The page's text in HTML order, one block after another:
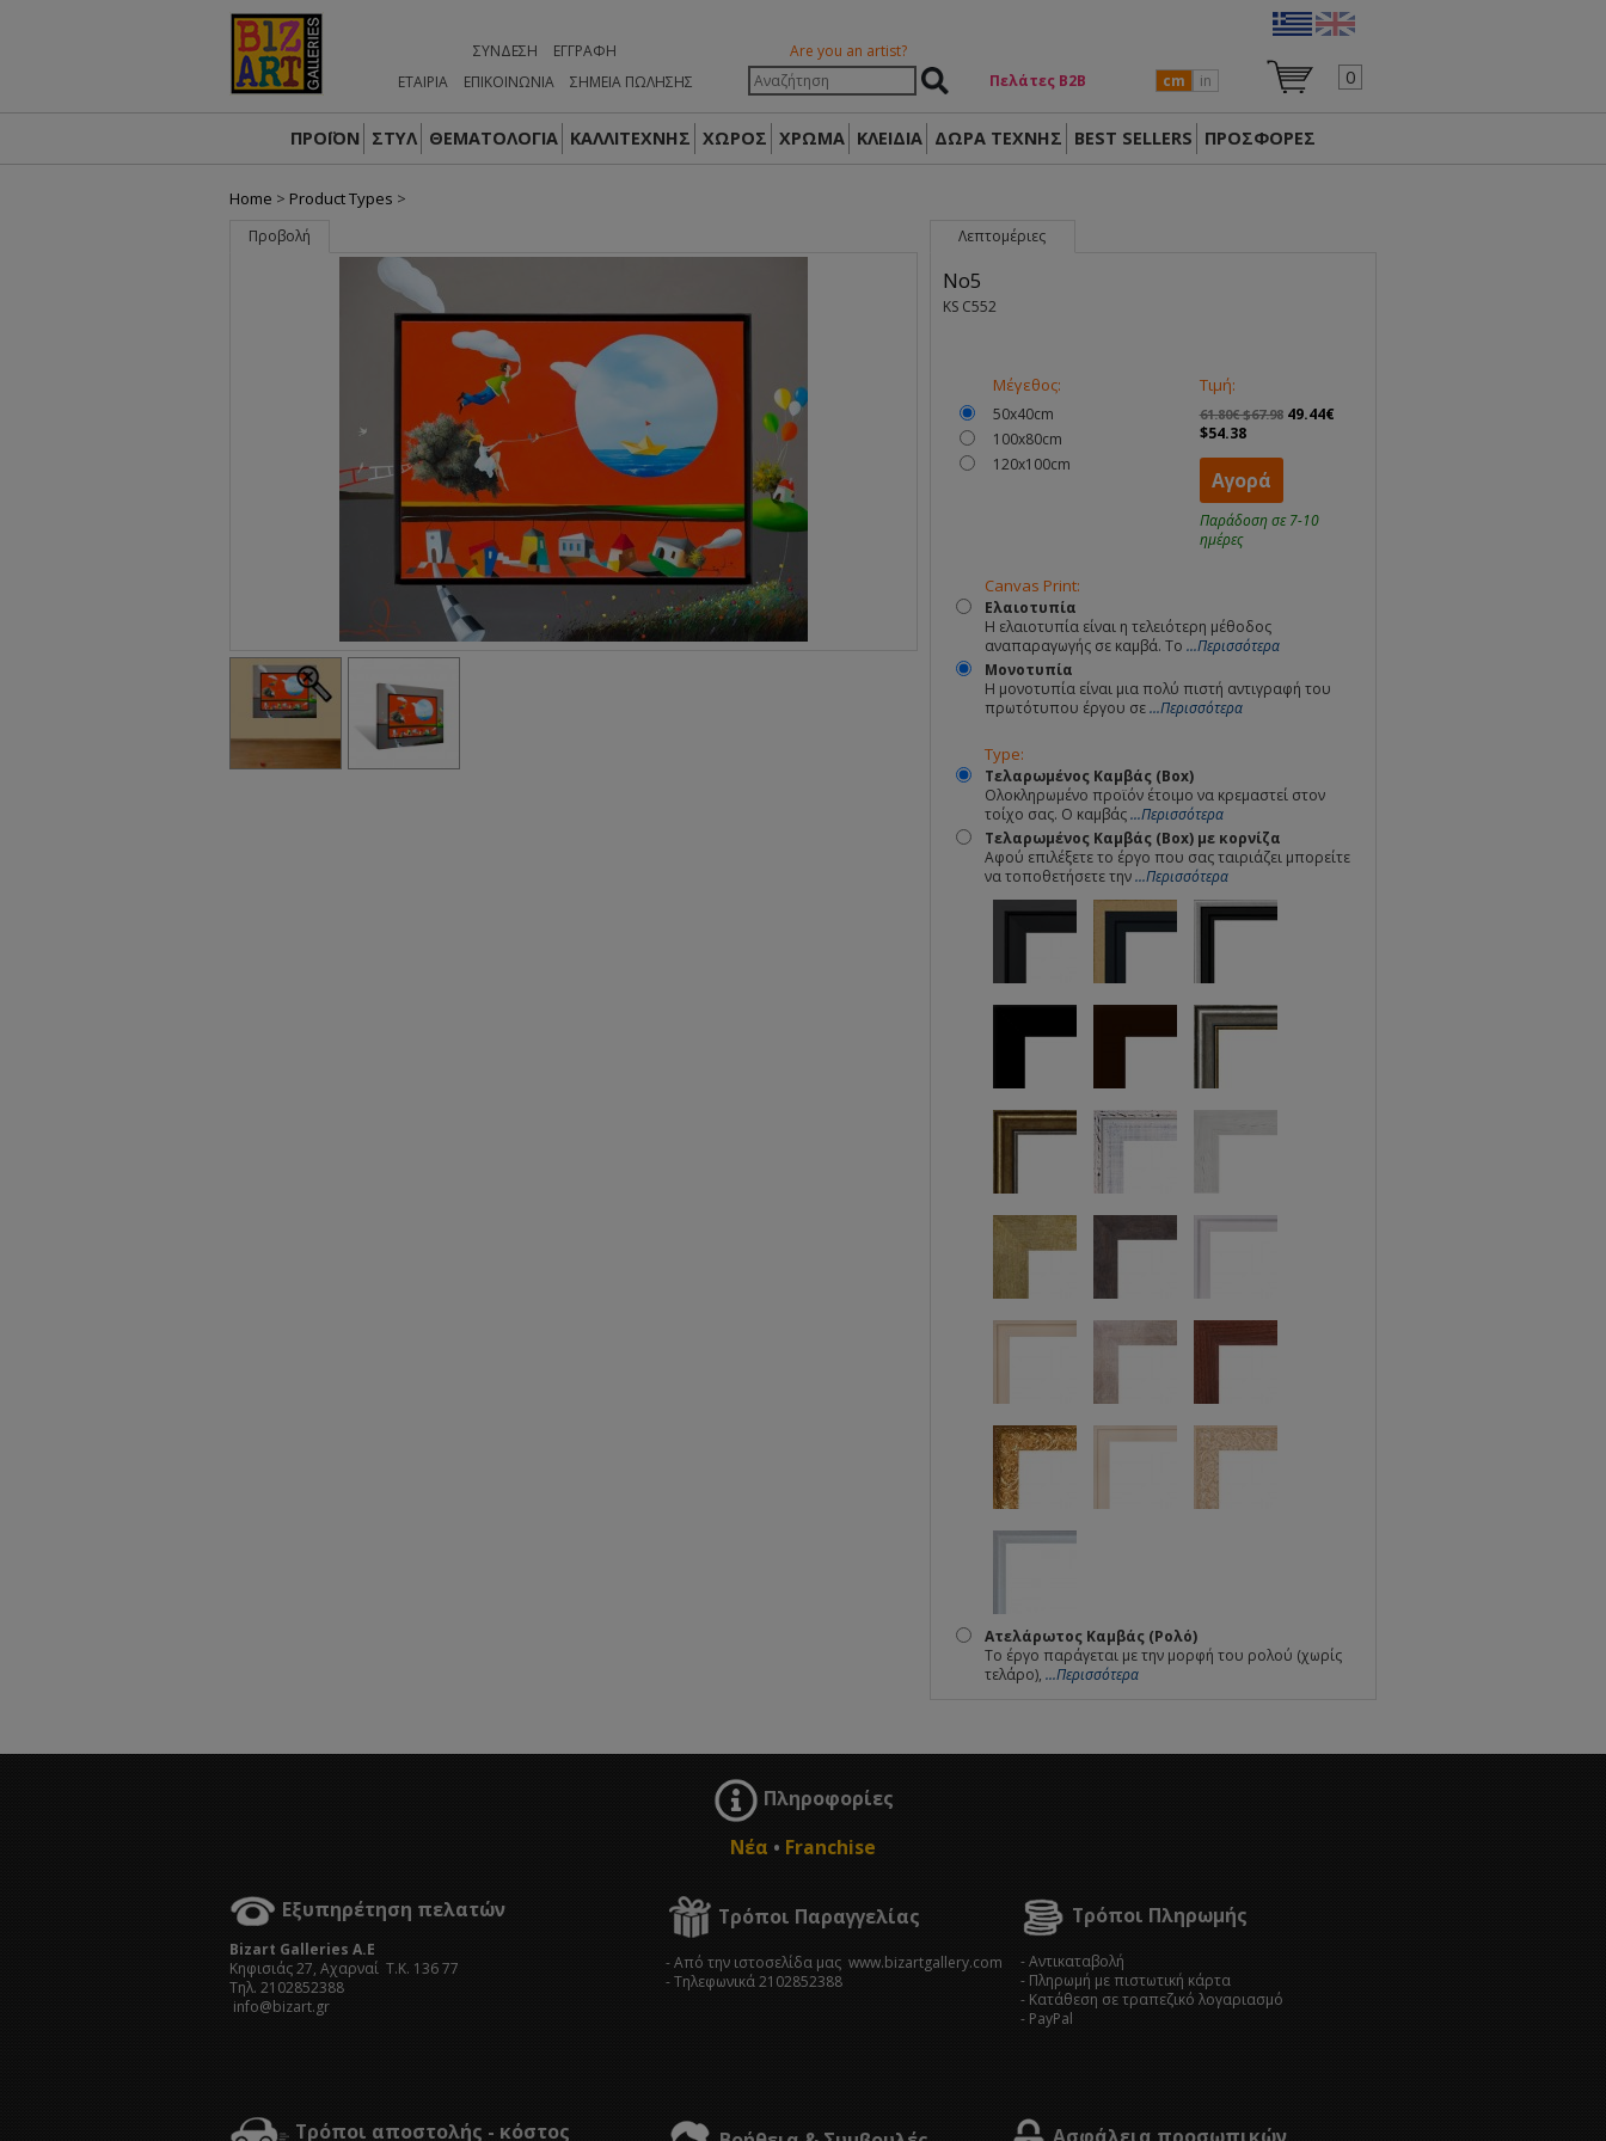
ΣΎΝΔΕΣΗ
ΕΓΓΡΑΦΉ
ΕΤΑΙΡΙΑ
ΕΠΙΚΟΙΝΩΝΙΑ ΣΗΜΕΙΑ ΠΩΛΗΣΗΣ
Are you an artist?
Πελάτες Β2Β
cm in 0
ΠΡΟΪΟΝ ΣΤΥΛ ΘΕΜΑΤΟΛΟΓΙΑ ΚΑΛΛΙΤΕΧΝΗΣ ΧΩΡΟΣ ΧΡΩΜΑ ΚΛΕΙΔΙΑ ΔΏΡΑ ΤΈΧΝΗΣ BEST SELLERS ΠΡΟΣΦΟΡΕΣ
Home > Product Types >
Προβολή Λεπτομέριες
No5
KS C552
Μέγεθος:
50x40cm
100x80cm
120x100cm
Τιμή:
61.80€ $67.98 49.44€
$54.38
Αγορά
Παράδοση σε 7-10
ημέρες
Canvas Print:
Ελαιοτυπία
Η ελαιοτυπία είναι η τελειότερη μέθοδος
αναπαραγωγής σε καμβά. Το ...Περισσότερα
Μονοτυπία
Η μονοτυπία είναι μια πολύ πιστή αντιγραφή του
πρωτότυπου έργου σε...Περισσότερα
Type:
Τελαρωμένος Καμβάς (Box)
Ολοκληρωμένο προϊόν έτοιμο να κρεμαστεί στον
τοίχο σας. Ο καμβάς...Περισσότερα
Τελαρωμένος Καμβάς (Box) με κορνίζα
Αφού επιλέξετε το έργο που σας ταιριάζει μπορείτε
να τοποθετήσετε την...Περισσότερα
Ατελάρωτος Καμβάς (Ρολό)
Το έργο παράγεται με την μορφή του ρολού (χωρίς
τελάρο), ...Περισσότερα
Πληροφορίες
Νέα • Franchise
Εξυπηρέτηση πελατών
Bizart Galleries A.E
Kηφισιάς 27, Αχαρναί Τ.Κ. 136 77
Τηλ. 2102852388
info@bizart.gr
Τρόποι Παραγγελίας
- Από την ιστοσελίδα μας www.bizartgallery.com
- Tηλεφωνικά 2102852388
Τρόποι Πληρωμής
- Αντικαταβολή
- Πληρωμή με πιστωτική κάρτα
- Κατάθεση σε τραπεζικό λογαριασμό
- PayPal
Τρόποι αποστολής - κόστος